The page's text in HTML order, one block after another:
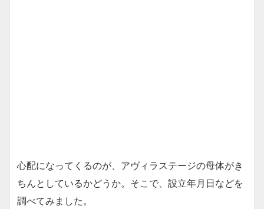
心配になってくるのが、アヴィラステージの母体がき
ちんとしているかどうか。そこで、設立年月日などを
調べてみました。